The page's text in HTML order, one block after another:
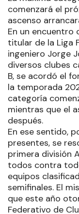
comenzará el
ascenso
En un encuentro
titular de la Liga
ingeniero Jorge
diversos clubes
B, se acordó el
la temporada
categoría
mientras que el
después.
En ese sentido,
presentes, se
primera división
todos contra
equipos
semifinales. El
que este año
Federativo de